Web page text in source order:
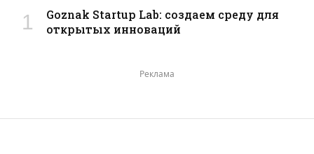
Goznak Startup Lab: создаем среду для
открытых инноваций
Реклама